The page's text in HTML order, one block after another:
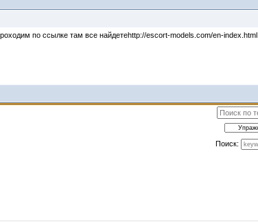
по ссылке там все найдетеhttp://escort-models.com/en-index.html
Поиск: